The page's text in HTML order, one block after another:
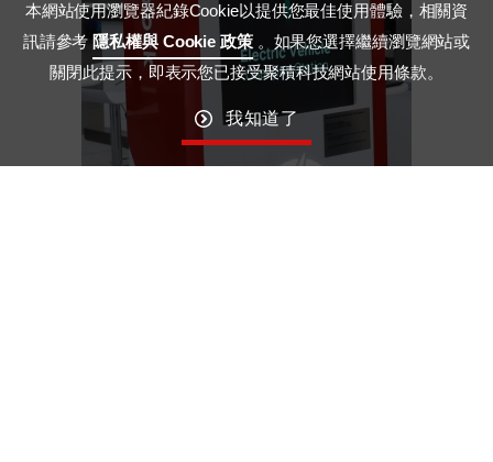
本網站使用瀏覽器紀錄Cookie以提供您最佳使用體驗，相關資
訊請參考 隱私權與 Cookie 政策 。如果您選擇繼續瀏覽網站或
關閉此提示，即表示您已接受聚積科技網站使用條款。
我知道了